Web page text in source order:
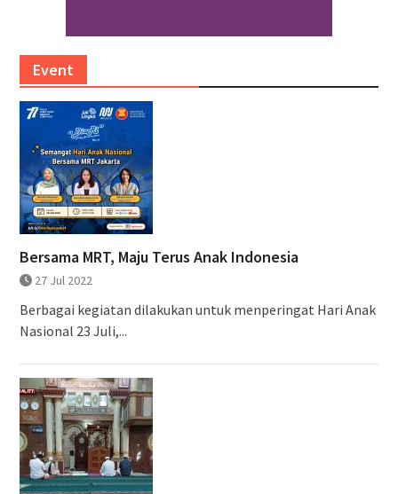
Event
Bersama MRT, Maju Terus Anak Indonesia
27 Jul 2022
Berbagai kegiatan dilakukan untuk menperingat Hari Anak
Nasional 23 Juli,...